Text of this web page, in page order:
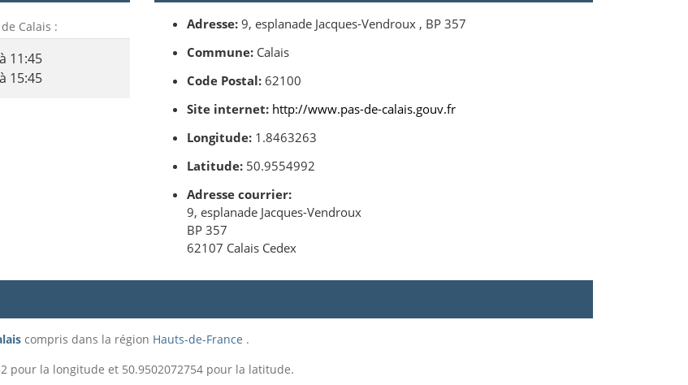
Calais :
11:45
15:45
Adresse: 9, esplanade Jacques-Vendroux , BP 357
Commune: Calais
Code Postal: 62100
Site internet: http://www.pas-de-calais.gouv.fr
Longitude: 1.8463263
Latitude: 50.9554992
Adresse courrier:
9, esplanade Jacques-Vendroux
BP 357
62107 Calais Cedex
compris dans la région Hauts-de-France .
pour la longitude et 50.9502072754 pour la latitude.